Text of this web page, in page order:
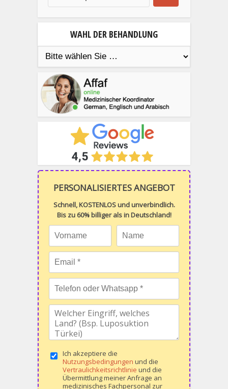
WAHL DER BEHANDLUNG
PERSONALISIERTES ANGEBOT
Schnell, KOSTENLOS und unverbindlich.
Bis zu 60% billiger als in Deutschland!
Ich akzeptiere die
Nutzungsbedingungen und die
Vertraulichkeitsrichtlinie und die
Übermittlung meiner Anfrage an
medizinisches Fachpersonal zur